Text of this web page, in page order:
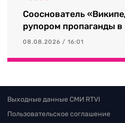
Сооснователь
рупором пропаганды
08.08.2026 / 16:01
Выходные данные СМИ RTVI
Пользовательское соглашение